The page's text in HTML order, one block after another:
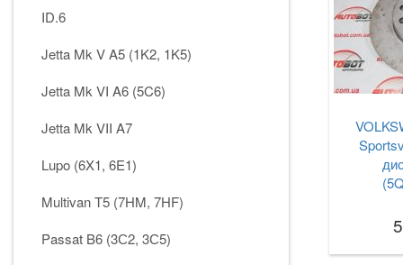
ID.6
Jetta Mk V A5 (1K2, 1K5)
Jetta Mk VI A6 (5C6)
Jetta Mk VII A7
Lupo (6X1, 6E1)
Multivan T5 (7HM, 7HF)
Passat B6 (3С2, 3С5)